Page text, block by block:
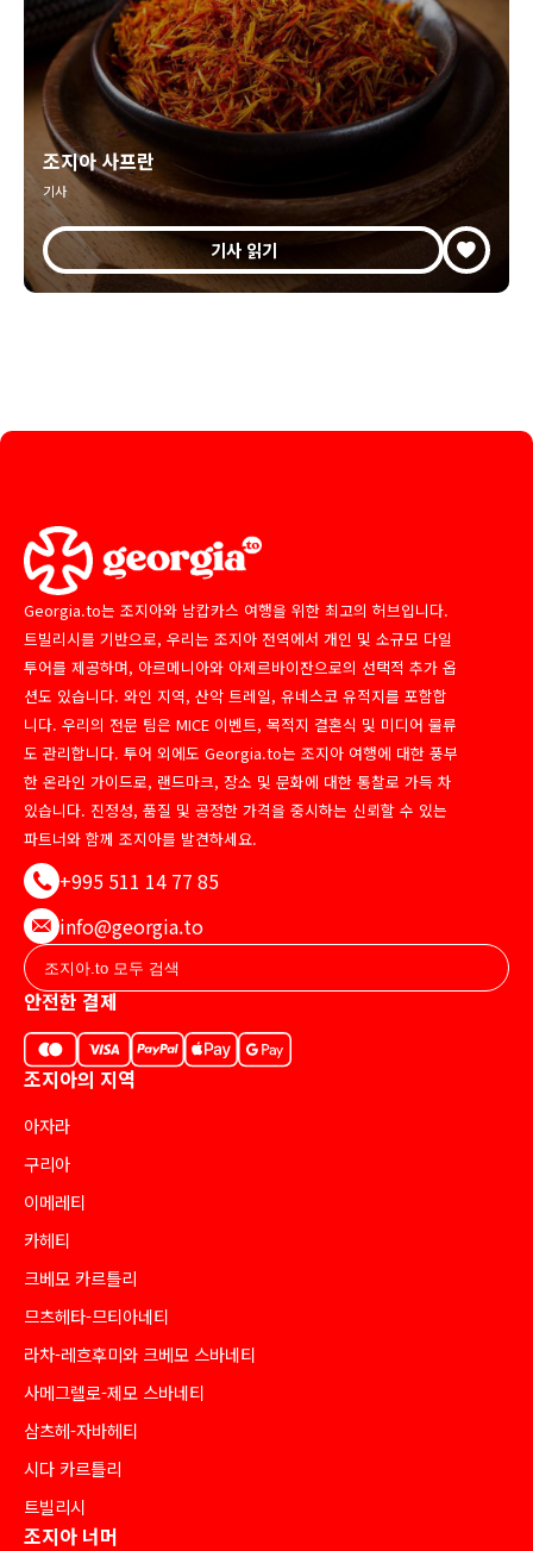
조지아 사프란
기사
기사 읽기
Georgia.to는 조지아와 남캅카스 여행을 위한 최고의 허브입니다.
트빌리시를 기반으로, 우리는 조지아 전역에서 개인 및 소규모 다일
투어를 제공하며, 아르메니아와 아제르바이잔으로의 선택적 추가 옵
션도 있습니다. 와인 지역, 산악 트레일, 유네스코 유적지를 포함합
니다. 우리의 전문 팀은 MICE 이벤트, 목적지 결혼식 및 미디어 물류
도 관리합니다. 투어 외에도 Georgia.to는 조지아 여행에 대한 풍부
한 온라인 가이드로, 랜드마크, 장소 및 문화에 대한 통찰로 가득 차
있습니다. 진정성, 품질 및 공정한 가격을 중시하는 신뢰할 수 있는
파트너와 함께 조지아를 발견하세요.
+995 511 14 77 85
info@georgia.to
안전한 결제
조지아의 지역
아자라
구리아
이메레티
카헤티
크베모 카르틀리
므츠헤타-므티아네티
라차-레흐후미와 크베모 스바네티
사메그렐로-제모 스바네티
삼츠헤-자바헤티
시다 카르틀리
트빌리시
조지아 너머